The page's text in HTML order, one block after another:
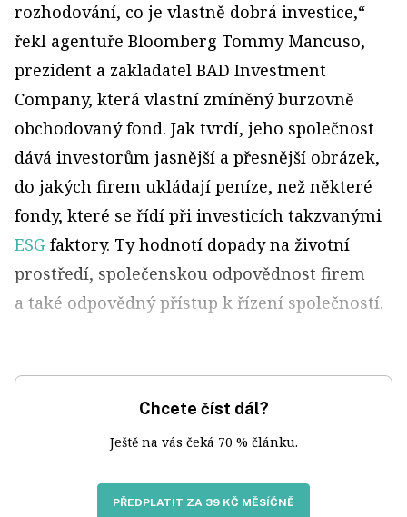
rozhodování, co je vlastně dobrá investice,“
řekl agentuře Bloomberg Tommy Mancuso,
prezident a zakladatel BAD Investment
Company, která vlastní zmíněný burzovně
obchodovaný fond. Jak tvrdí, jeho společnost
dává investorům jasnější a přesnější obrázek,
do jakých firem ukládají peníze, než některé
fondy, které se řídí při investicích takzvanými
ESG faktory. Ty hodnotí dopady na životní
prostředí, společenskou odpovědnost firem
a také odpovědný přístup k řízení společností.
Chcete číst dál?
Ještě na vás čeká 70 % článku.
PŘEDPLATIT ZA 39 KČ MĚSÍČNĚ